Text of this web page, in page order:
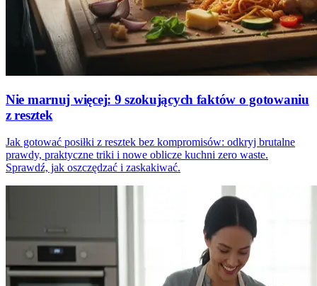
Nie marnuj więcej: 9 szokujących faktów o gotowaniu
z resztek
Jak gotować posiłki z resztek bez kompromisów: odkryj brutalne
prawdy, praktyczne triki i nowe oblicze kuchni zero waste.
Sprawdź, jak oszczędzać i zaskakiwać.